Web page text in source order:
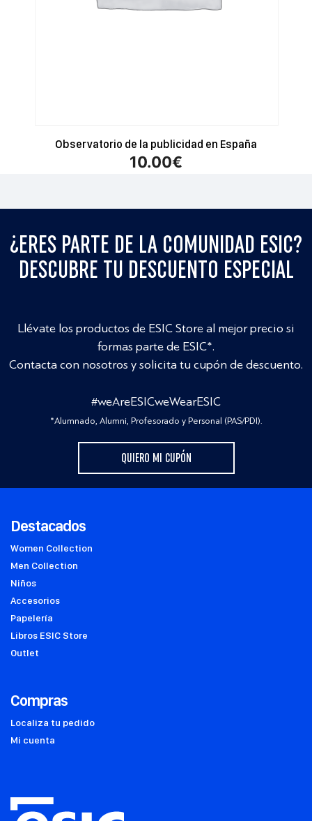
Observatorio de la publicidad en España
10.00€
¿ERES PARTE DE LA COMUNIDAD ESIC?
DESCUBRE TU DESCUENTO ESPECIAL
Llévate los productos de ESIC Store al mejor precio si
formas parte de ESIC*.
Contacta con nosotros y solicita tu cupón de descuento.
#weAreESICweWearESIC
*Alumnado, Alumni, Profesorado y Personal (PAS/PDI).
QUIERO MI CUPÓN
Destacados
Women Collection
Men Collection
Niños
Accesorios
Papelería
Libros ESIC Store
Outlet
Compras
Localiza tu pedido
Mi cuenta